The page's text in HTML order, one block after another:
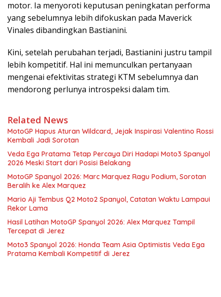
motor. Ia menyoroti keputusan peningkatan performa
yang sebelumnya lebih difokuskan pada Maverick
Vinales dibandingkan Bastianini.
Kini, setelah perubahan terjadi, Bastianini justru tampil
lebih kompetitif. Hal ini memunculkan pertanyaan
mengenai efektivitas strategi KTM sebelumnya dan
mendorong perlunya introspeksi dalam tim.
Related News
MotoGP Hapus Aturan Wildcard, Jejak Inspirasi Valentino Rossi
Kembali Jadi Sorotan
Veda Ega Pratama Tetap Percaya Diri Hadapi Moto3 Spanyol
2026 Meski Start dari Posisi Belakang
MotoGP Spanyol 2026: Marc Marquez Ragu Podium, Sorotan
Beralih ke Alex Marquez
Mario Aji Tembus Q2 Moto2 Spanyol, Catatan Waktu Lampaui
Rekor Lama
Hasil Latihan MotoGP Spanyol 2026: Alex Marquez Tampil
Tercepat di Jerez
Moto3 Spanyol 2026: Honda Team Asia Optimistis Veda Ega
Pratama Kembali Kompetitif di Jerez